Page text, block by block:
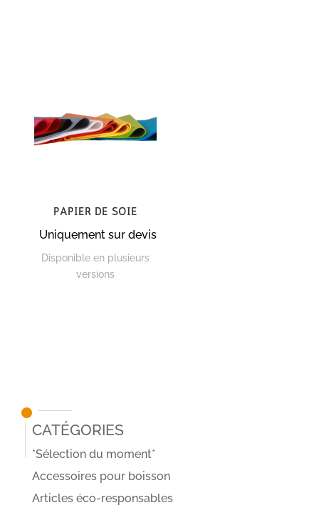
Papier de soie
Uniquement sur devis
Disponible en plusieurs
versions
Catégories
*Sélection du moment*
Accessoires pour boisson
Articles éco-responsables